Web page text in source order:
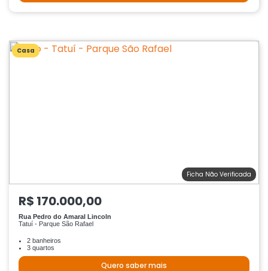
Casa
Ficha Não Verificada
R$ 170.000,00
Rua Pedro do Amaral Lincoln
Tatuí - Parque São Rafael
2 banheiros
3 quartos
Quero saber mais